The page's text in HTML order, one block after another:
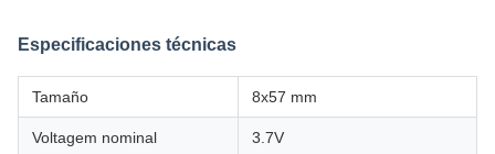
Especificaciones técnicas
Tamaño 8x57 mm
Voltagem nominal 3.7V